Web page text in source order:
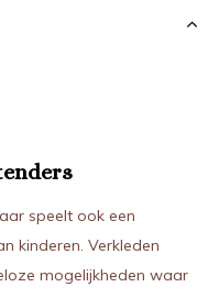
speelt ook een
kinderen. Verkleden
mogelijkheden waar